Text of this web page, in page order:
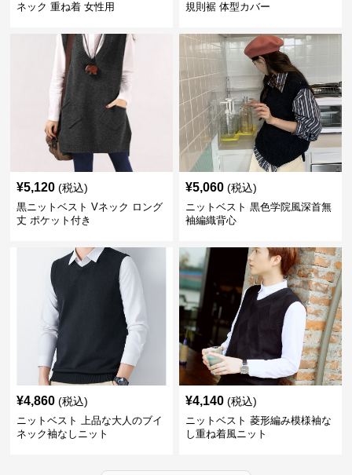
ネック 重ね着 女性用
規則裾 体型カバー
¥5,120 (税込)
黒ニットベスト Vネック ロング
丈 ポケット付き
¥5,060 (税込)
ニットベスト 黒色学院風深首無
袖編織背心
¥4,860 (税込)
ニットベスト 上品な大人のブイ
ネック袖なしニット
¥4,140 (税込)
ニットベスト 菱形編み模様袖な
し重ね着風ニット